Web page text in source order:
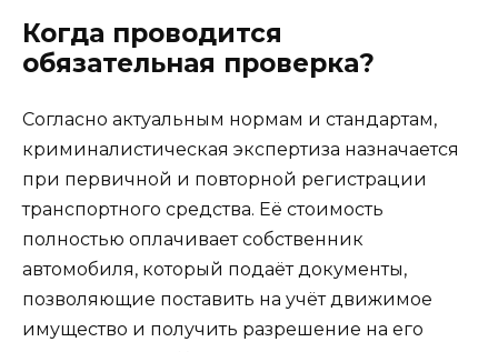
Когда проводится
обязательная проверка?
Согласно актуальным нормам и стандартам,
криминалистическая экспертиза назначается
при первичной и повторной регистрации
транспортного средства. Её стоимость
полностью оплачивает собственник
автомобиля, который подаёт документы,
позволяющие поставить на учёт движимое
имущество и получить разрешение на его